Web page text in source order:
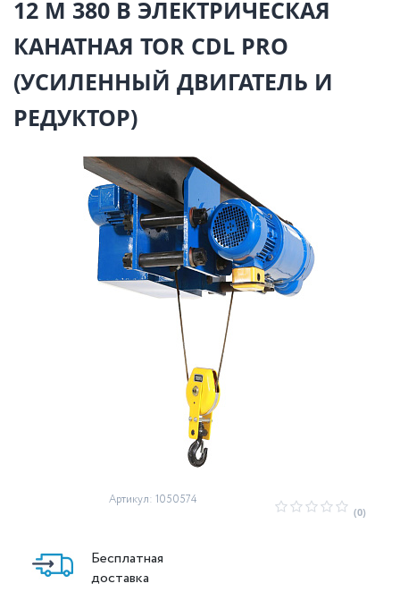
12 М 380 В ЭЛЕКТРИЧЕСКАЯ
КАНАТНАЯ TOR CDL PRO
(УСИЛЕННЫЙ ДВИГАТЕЛЬ И
РЕДУКТОР)
Артикул: 1050574
(0)
Бесплатная
доставка